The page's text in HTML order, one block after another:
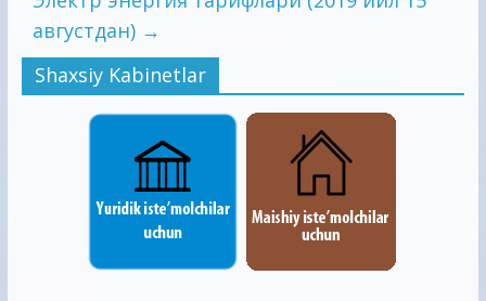
августдан) →
Shaxsiy Kabinetlar